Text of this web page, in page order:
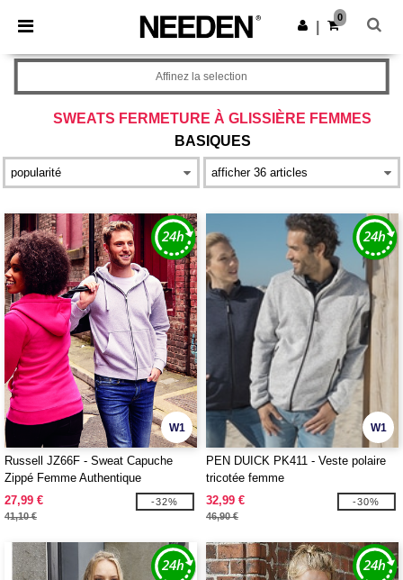
× Appli Needen
Meilleurs prix sur l’app !
Obtenir l'appli
0
SWEATS FERMETURE À GLISSIÈRE FEMMES
BASIQUES
Affinez la selection
W1
Russell JZ66F - Sweat Capuche
Zippé Femme Authentique
27,99 €
41,10 €
-32%
W1
PEN DUICK PK411 - Veste polaire
tricotée femme
32,99 €
46,90 €
-30%